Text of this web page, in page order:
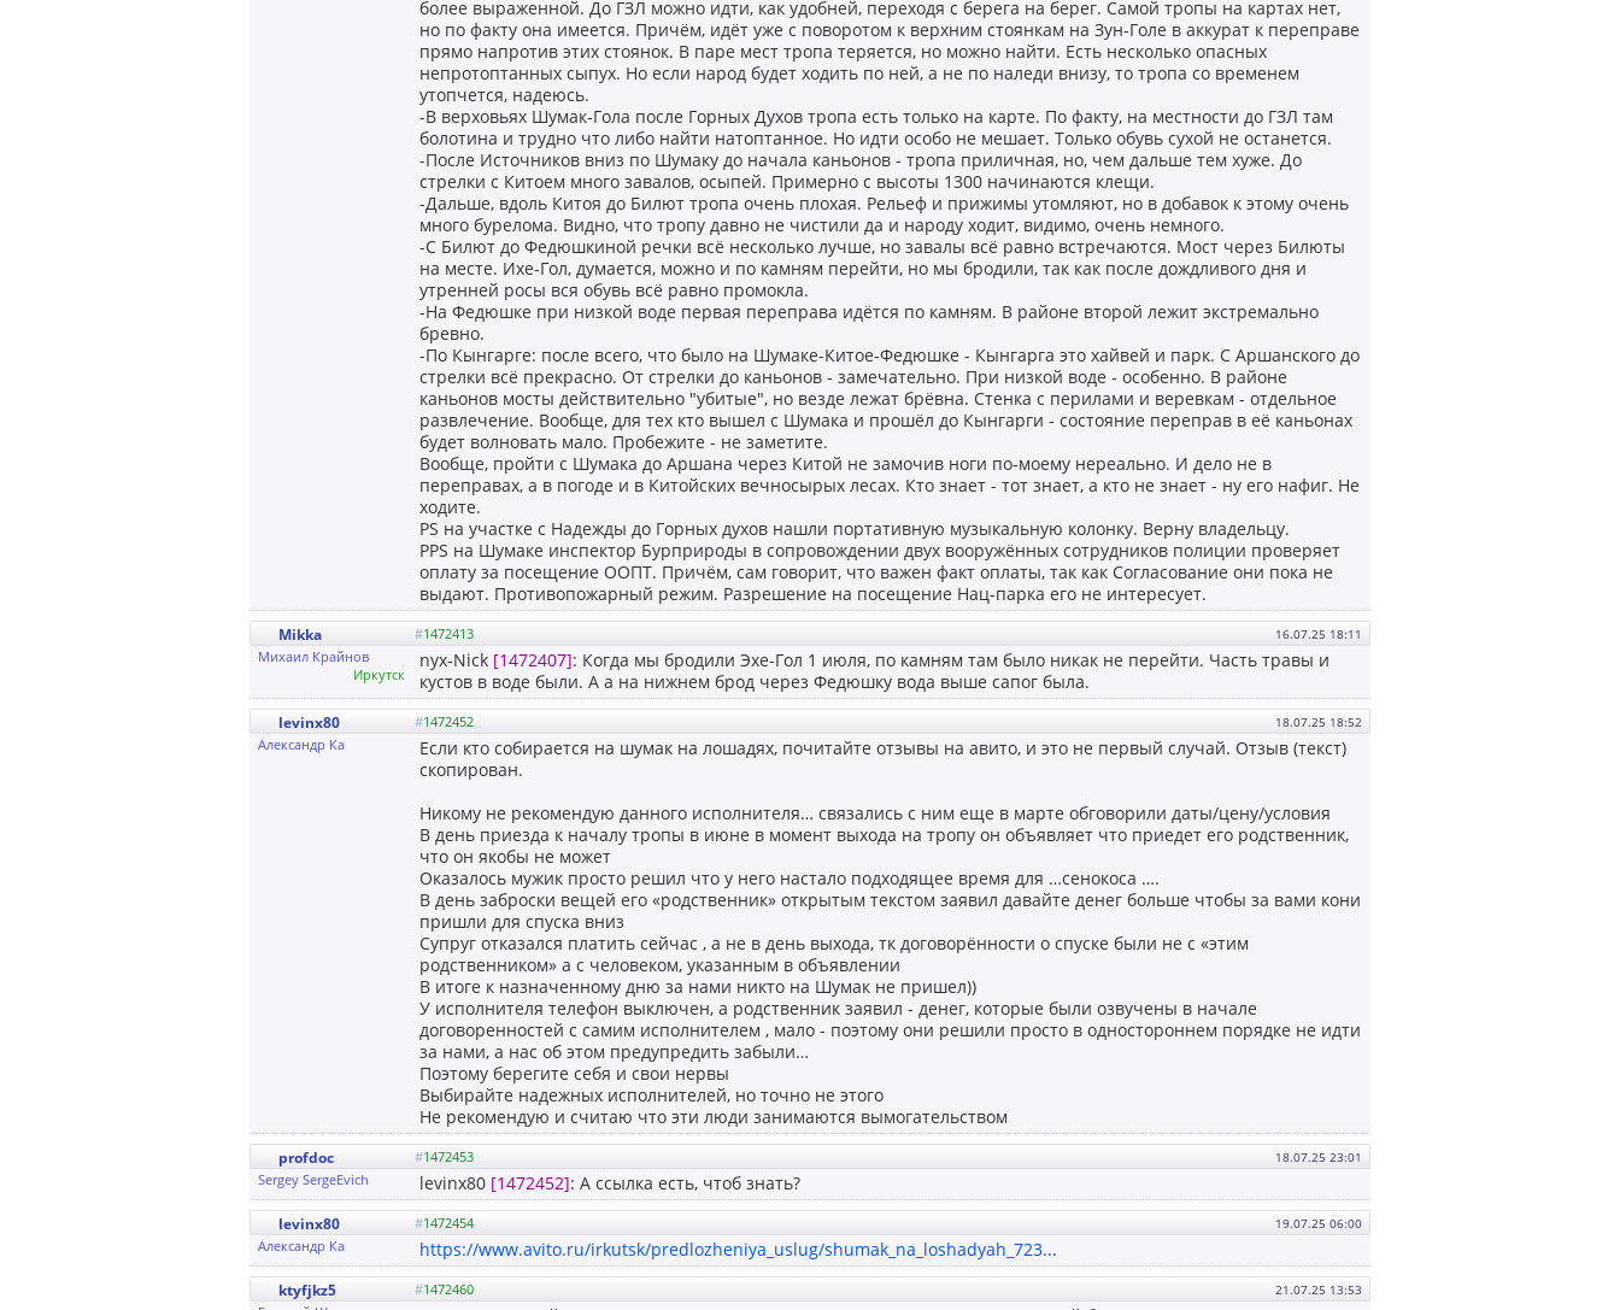
более выраженной. До ГЗЛ можно идти, как удобней, переходя с берега на берег. Самой тропы на картах нет,
но по факту она имеется. Причём, идёт уже с поворотом к верхним стоянкам на Зун-Голе в аккурат к переправе
прямо напротив этих стоянок. В паре мест тропа теряется, но можно найти. Есть несколько опасных
непротоптанных сыпух. Но если народ будет ходить по ней, а не по наледи внизу, то тропа со временем
утопчется, надеюсь.
-В верховьях Шумак-Гола после Горных Духов тропа есть только на карте. По факту, на местности до ГЗЛ там
болотина и трудно что либо найти натоптанное. Но идти особо не мешает. Только обувь сухой не останется.
-После Источников вниз по Шумаку до начала каньонов - тропа приличная, но, чем дальше тем хуже. До
стрелки с Китоем много завалов, осыпей. Примерно с высоты 1300 начинаются клещи.
-Дальше, вдоль Китоя до Билют тропа очень плохая. Рельеф и прижимы утомляют, но в добавок к этому очень
много бурелома. Видно, что тропу давно не чистили да и народу ходит, видимо, очень немного.
-С Билют до Федюшкиной речки всё несколько лучше, но завалы всё равно встречаются. Мост через Билюты
на месте. Ихе-Гол, думается, можно и по камням перейти, но мы бродили, так как после дождливого дня и
утренней росы вся обувь всё равно промокла.
-На Федюшке при низкой воде первая переправа идётся по камням. В районе второй лежит экстремально
бревно.
-По Кынгарге: после всего, что было на Шумаке-Китое-Федюшке - Кынгарга это хайвей и парк. С Аршанского до
стрелки всё прекрасно. От стрелки до каньонов - замечательно. При низкой воде - особенно. В районе
каньонов мосты действительно "убитые", но везде лежат брёвна. Стенка с перилами и веревкам - отдельное
развлечение. Вообще, для тех кто вышел с Шумака и прошёл до Кынгарги - состояние переправ в её каньонах
будет волновать мало. Пробежите - не заметите.
Вообще, пройти с Шумака до Аршана через Китой не замочив ноги по-моему нереально. И дело не в
переправах, а в погоде и в Китойских вечносырых лесах. Кто знает - тот знает, а кто не знает - ну его нафиг. Не
ходите.
PS на участке с Надежды до Горных духов нашли портативную музыкальную колонку. Верну владельцу.
PPS на Шумаке инспектор Бурприроды в сопровождении двух вооружённых сотрудников полиции проверяет
оплату за посещение ООПТ. Причём, сам говорит, что важен факт оплаты, так как Согласование они пока не
выдают. Противопожарный режим. Разрешение на посещение Нац-парка его не интересует.
16.07.25 18:11
Mikka #1472413
Михаил Крайнов
Иркутск
nyx-Nick [1472407]: Когда мы бродили Эхе-Гол 1 июля, по камням там было никак не перейти. Часть травы и
кустов в воде были. А а на нижнем брод через Федюшку вода выше сапог была.
18.07.25 18:52
levinx80 #1472452
Александр Ка
Если кто собирается на шумак на лошадях, почитайте отзывы на авито, и это не первый случай. Отзыв (текст)
скопирован.
Никому не рекомендую данного исполнителя… связались с ним еще в марте обговорили даты/цену/условия
В день приезда к началу тропы в июне в момент выхода на тропу он объявляет что приедет его родственник,
что он якобы не может
Оказалось мужик просто решил что у него настало подходящее время для …сенокоса ….
В день заброски вещей его «родственник» открытым текстом заявил давайте денег больше чтобы за вами кони
пришли для спуска вниз
Супруг отказался платить сейчас , а не в день выхода, тк договорённости о спуске были не с «этим
родственником» а с человеком, указанным в объявлении
В итоге к назначенному дню за нами никто на Шумак не пришел))
У исполнителя телефон выключен, а родственник заявил - денег, которые были озвучены в начале
договоренностей с самим исполнителем , мало - поэтому они решили просто в одностороннем порядке не идти
за нами, а нас об этом предупредить забыли…
Поэтому берегите себя и свои нервы
Выбирайте надежных исполнителей, но точно не этого
Не рекомендую и считаю что эти люди занимаются вымогательством
18.07.25 23:01
profdoc #1472453
Sergey SergeEvich
levinx80 [1472452]: А ссылка есть, чтоб знать?
19.07.25 06:00
levinx80 #1472454
Александр Ка
https://www.avito.ru/irkutsk/predlozheniya_uslug/shumak_na_loshadyah_723...
21.07.25 13:53
ktyfjkz5 #1472460